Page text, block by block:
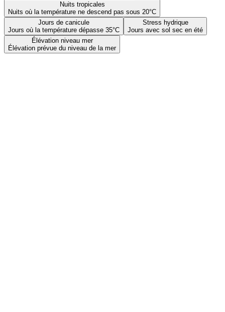
Nuits tropicales
Nuits où la température ne descend pas sous 20°C
Jours de canicule
Jours où la température dépasse 35°C
Stress hydrique
Jours avec sol sec en été
Élévation niveau mer
Élévation prévue du niveau de la mer